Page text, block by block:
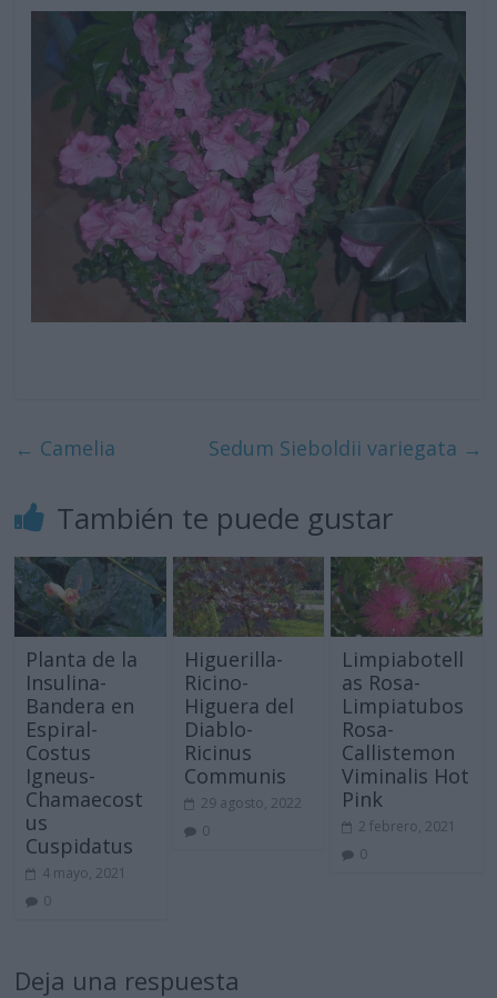
← Camelia Sedum Sieboldii variegata →
También te puede gustar
Planta de la
Insulina-
Bandera en
Espiral-
Costus
Igneus-
Chamaecost
us
Cuspidatus
4 mayo, 2021
0
Higuerilla-
Ricino-
Higuera del
Diablo-
Ricinus
Communis
29 agosto, 2022
0
Limpiabotell
as Rosa-
Limpiatubos
Rosa-
Callistemon
Viminalis Hot
Pink
2 febrero, 2021
0
Deja una respuesta